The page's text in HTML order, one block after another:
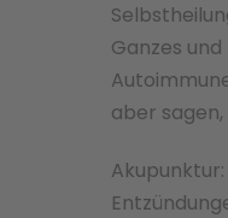
Ganzes
aber